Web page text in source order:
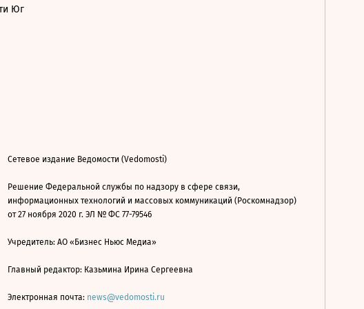
Юг
Сетевое издание Ведомости (Vedomosti)
Решение Федеральной службы по надзору в сфере связи,
информационных технологий и массовых коммуникаций (Роскомнадзор)
от 27 ноября 2020 г. ЭЛ № ФС 77-79546
Учредитель: АО «Бизнес Ньюс Медиа»
Главный редактор: Казьмина Ирина Сергеевна
Электронная почта: news@vedomosti.ru